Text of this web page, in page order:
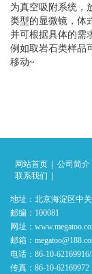
为真空吸附系统，
类型的显微镜，体
并可根据具体的需
例如取岩石类样品
移动~
网站首页 公司简介
联系我们
地址：北京海淀区中
邮编：100081
网址：
邮箱：
电话：86-10-
传真：86-10-62169972